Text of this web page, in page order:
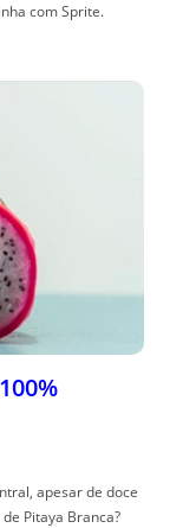
com Sprite.
apesar de doce
Pitaya Branca?